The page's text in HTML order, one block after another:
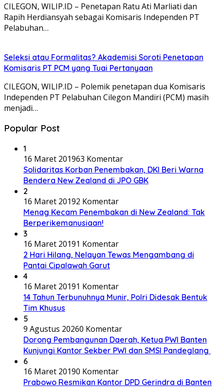
CILEGON, WILIP.ID – Penetapan Ratu Ati Marliati dan
Rapih Herdiansyah sebagai Komisaris Independen PT
Pelabuhan…
Seleksi atau Formalitas? Akademisi Soroti Penetapan
Komisaris PT PCM yang Tuai Pertanyaan
CILEGON, WILIP.ID – Polemik penetapan dua Komisaris
Independen PT Pelabuhan Cilegon Mandiri (PCM) masih
menjadi…
Popular Post
1
16 Maret 201963 Komentar
Solidaritas Korban Penembakan, DKI Beri Warna
Bendera New Zealand di JPO GBK
2
16 Maret 20192 Komentar
Menag Kecam Penembakan di New Zealand: Tak
Berperikemanusiaan!
3
16 Maret 20191 Komentar
2 Hari Hilang, Nelayan Tewas Mengambang di
Pantai Cipalawah Garut
4
16 Maret 20191 Komentar
14 Tahun Terbunuhnya Munir, Polri Didesak Bentuk
Tim Khusus
5
9 Agustus 20260 Komentar
Dorong Pembangunan Daerah, Ketua PWI Banten
Kunjungi Kantor Sekber PWI dan SMSI Pandeglang
6
16 Maret 20190 Komentar
Prabowo Resmikan Kantor DPD Gerindra di Banten